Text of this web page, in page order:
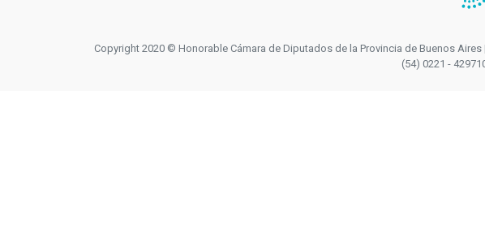
Copyright 2020 © Honorable Cámara de Diputados de la Provincia de Buenos
(54) 0221 -